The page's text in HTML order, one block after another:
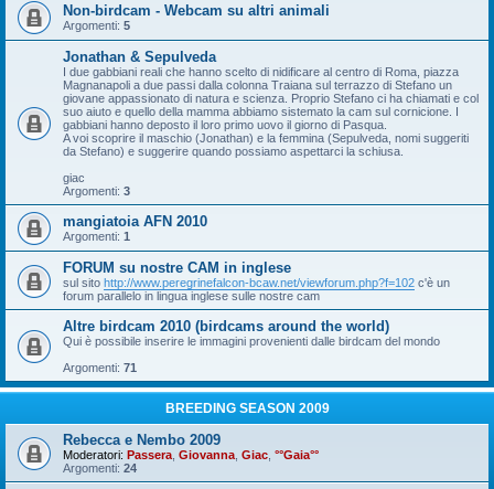
Non-birdcam - Webcam su altri animali
Argomenti: 5
Jonathan & Sepulveda
I due gabbiani reali che hanno scelto di nidificare al centro di Roma, piazza
Magnanapoli a due passi dalla colonna Traiana sul terrazzo di Stefano un
giovane appassionato di natura e scienza. Proprio Stefano ci ha chiamati e col
suo aiuto e quello della mamma abbiamo sistemato la cam sul cornicione. I
gabbiani hanno deposto il loro primo uovo il giorno di Pasqua.
A voi scoprire il maschio (Jonathan) e la femmina (Sepulveda, nomi suggeriti
da Stefano) e suggerire quando possiamo aspettarci la schiusa.
giac
Argomenti: 3
mangiatoia AFN 2010
Argomenti: 1
FORUM su nostre CAM in inglese
sul sito http://www.peregrinefalcon-bcaw.net/viewforum.php?f=102 c'è un
forum parallelo in lingua inglese sulle nostre cam
Altre birdcam 2010 (birdcams around the world)
Qui è possibile inserire le immagini provenienti dalle birdcam del mondo
Argomenti: 71
BREEDING SEASON 2009
Rebecca e Nembo 2009
Moderatori: Passera Giovanna Giac °°Gaia°°
Argomenti: 24